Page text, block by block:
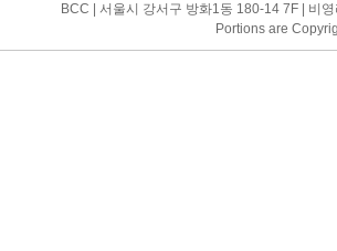
BCC | 서울시 강서구 방화1동 180-14 7F | 비
Portions are